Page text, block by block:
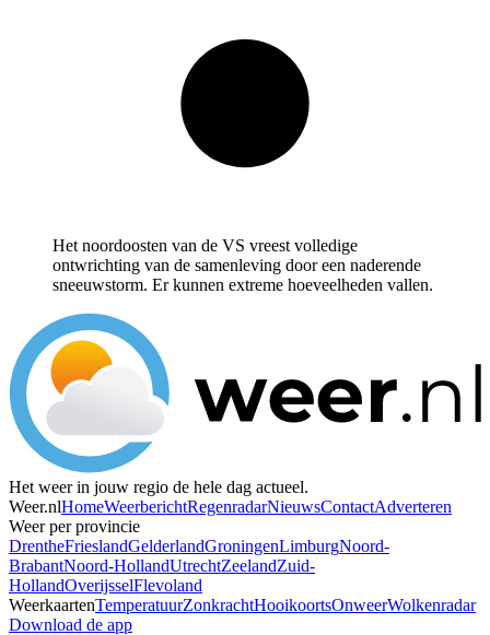
Het noordoosten van de VS vreest volledige
ontwrichting van de samenleving door een naderende
sneeuwstorm. Er kunnen extreme hoeveelheden vallen.
Het weer in jouw regio de hele dag actueel.
Weer.nlHomeWeerberichtRegenradarNieuwsContactAdverteren
Weer per provincie
DrentheFrieslandGelderlandGroningenLimburgNoord-
BrabantNoord-HollandUtrechtZeelandZuid-
HollandOverijsselFlevoland
WeerkaartenTemperatuurZonkrachtHooikoortsOnweerWolkenradar
Download de app